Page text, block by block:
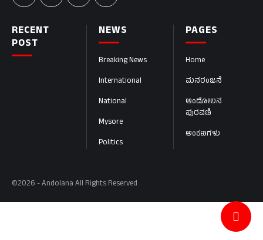
PAGES
Home
ಮನರಂಜನೆ
ಆಂದೋಲನ
ಪುರವಣಿ
ಅಂಕಣಗಳು
NEWS
Breaking News
International
National
Mysore
Politics
RECENT
POST
©2026 - Andolana All Rights Reserved